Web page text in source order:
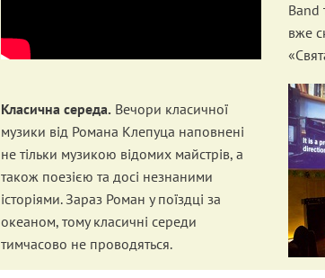
Band
вже
Класична середа. Вечори класичної
музики від Романа Клепуца наповнені
не тільки музикою відомих майстрів, а
також поезією та досі незнаними
історіями. Зараз Роман у поїздці за
океаном, тому класичні середи
тимчасово не проводяться.